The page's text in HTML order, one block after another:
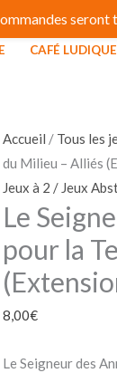
CAFÉ LUDIQUE
Accueil / Tous les
du Milieu – Alliés
Jeux à 2 / Jeux
Le
pour la
8,00€
Le Seigneur des
Seigneur
des
Anneaux
pour
la
Terre
Milieu